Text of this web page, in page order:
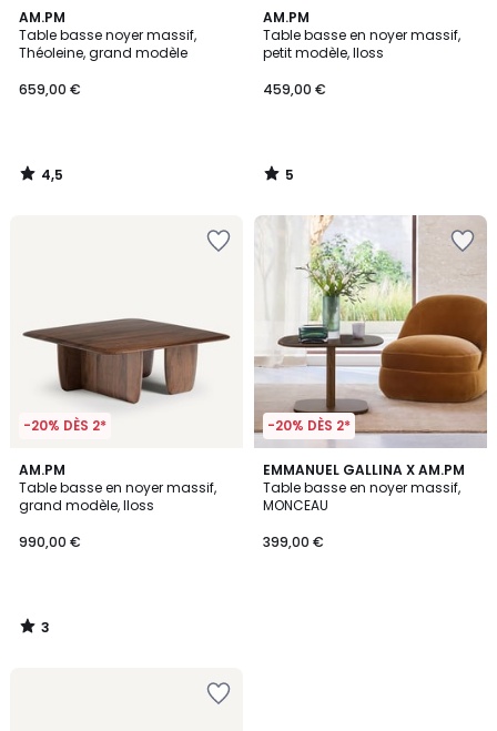
AM.PM
Table basse noyer massif,
Théoleine, grand modèle
659,00 €
4,5
/ 5
4,5
/
AM.PM
Table basse en noyer massif,
petit modèle, Iloss
459,00 €
5
/
5
5
/
-20% DÈS 2*
AM.PM
Table basse en noyer massif,
grand modèle, Iloss
990,00 €
3
/
5
3
/
-20% DÈS 2*
EMMANUEL GALLINA X AM.PM
Table basse en noyer massif,
MONCEAU
399,00 €